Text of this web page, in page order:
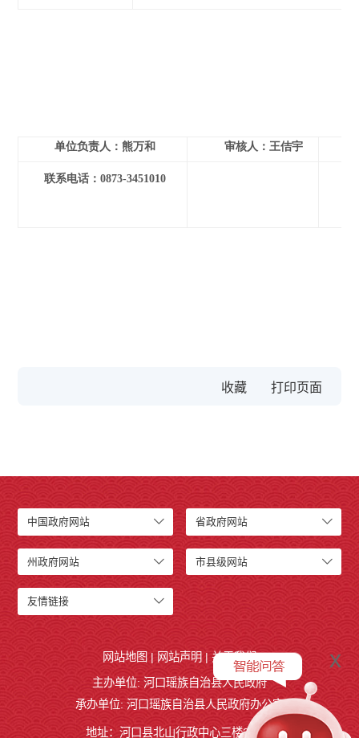
单位负责人：熊万和 审核人：王佶宇
联系电话：0873-3451010
收藏
中国政府网站 省政府网站
州政府网站 市县级网站
友情链接
网站地图 | 网站声明 | 关于我们
主办单位: 河口瑶族自治县人民政府
承办单位: 河口瑶族自治县人民政府办公室
地址：河口县北山行政中心三楼327室
x